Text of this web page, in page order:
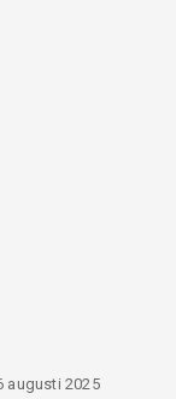
augusti 2025